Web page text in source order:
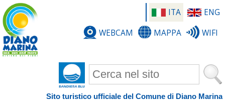
ITA
ENG
WEBCAM
MAPPA WIFI
Form di ricerca
Sito turistico ufficiale del Comune di Diano Marina